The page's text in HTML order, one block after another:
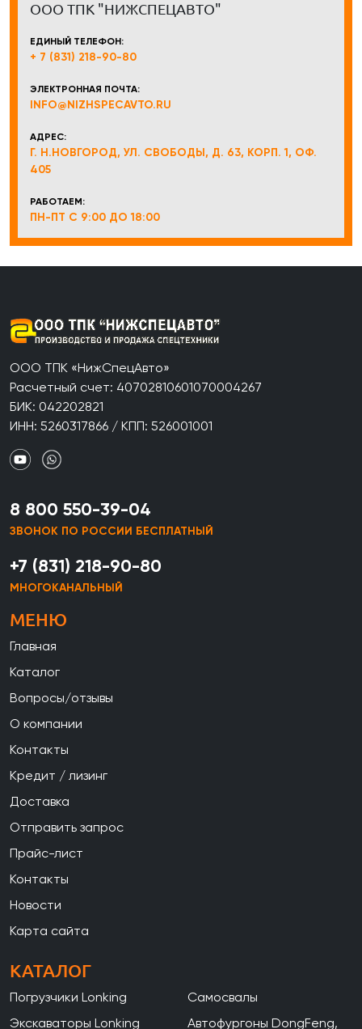
ООО ТПК "НИЖСПЕЦАВТО"
ЕДИНЫЙ ТЕЛЕФОН:
+ 7 (831) 218-90-80
ЭЛЕКТРОННАЯ ПОЧТА:
INFO@NIZHSPECAVTO.RU
АДРЕС:
Г. Н.НОВГОРОД, УЛ. СВОБОДЫ, Д. 63, КОРП. 1, ОФ.
405
РАБОТАЕМ:
ПН-ПТ С 9:00 ДО 18:00
ООО ТПК «НижСпецАвто»
Расчетный счет: 40702810601070004267
БИК: 042202821
ИНН: 5260317866 / КПП: 526001001
8 800 550-39-04
ЗВОНОК ПО РОССИИ БЕСПЛАТНЫЙ
+7 (831) 218-90-80
МНОГОКАНАЛЬНЫЙ
МЕНЮ
Главная
Каталог
Вопросы/отзывы
О компании
Контакты
Кредит / лизинг
Доставка
Отправить запрос
Прайс-лист
Контакты
Новости
Карта сайта
КАТАЛОГ
Погрузчики Lonking
Экскаваторы Lonking
Самосвалы
Автофургоны DongFeng,